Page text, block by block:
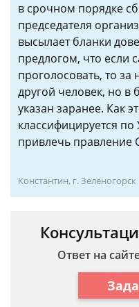
в срочном порядке
председателя
высылает бланки
предлогом, что если
проголосовать, то за
другой человек, но в
указан заранее. Как
классифицируется
привлечь правление
Константин, г. Зеленогорск
Ответ на